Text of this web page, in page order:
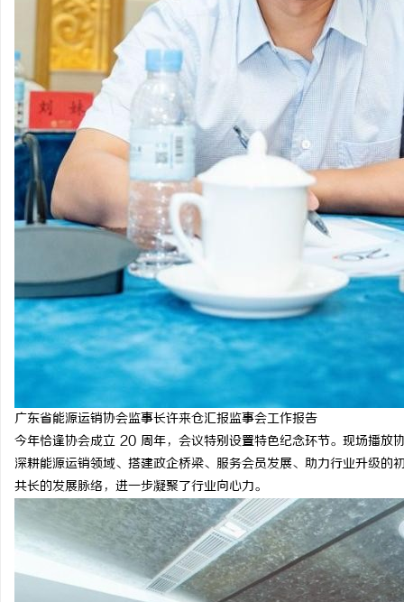
广东省能源运销协会监事长许来仓汇报监事会工作报告
今年恰逢协会成立 20 周年，会议特别设置特色纪念环节。现场播
深耕能源运销领域、搭建政企桥梁、服务会员发展、助力行业升级
共长的发展脉络，进一步凝聚了行业向心力。